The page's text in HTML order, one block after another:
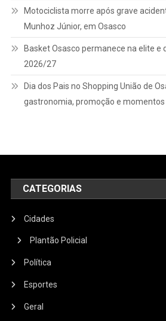
Motociclista morre após grave
Munhoz Júnior, em Osasco
Basket Osasco permanece na elite e
2026/27
Dia dos Pais no Shopping União de
gastronomia, promoção e
CATEGORIAS
Cidades
Plantão Policial
Política
Esportes
Geral